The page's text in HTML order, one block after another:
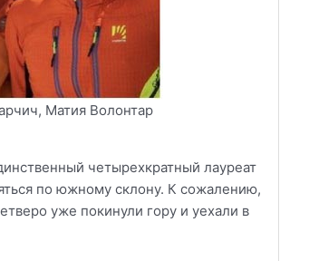
Матия Волонтар
четырехкратный лауреат
по южному склону. К сожалению,
уже покинули гору и уехали в